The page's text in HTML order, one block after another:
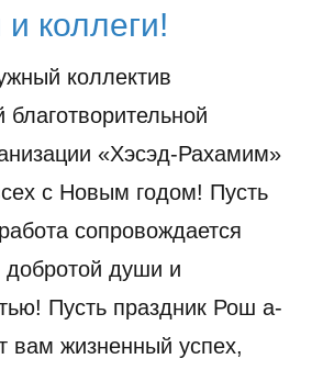
коллеги!
коллектив
«Хэсэд-Рахамим»
с Новым годом! Пусть
сопровождается
души и
Пусть праздник Рош а-
вам жизненный успех,